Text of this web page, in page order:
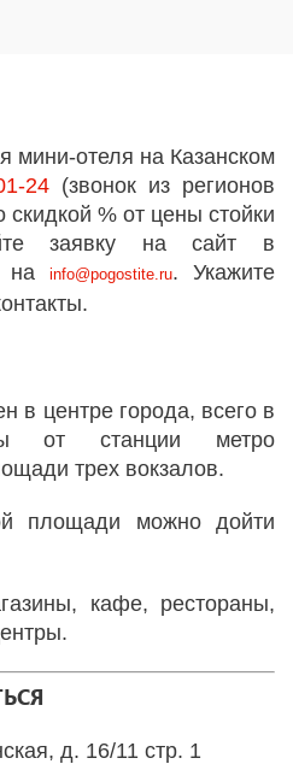
мини-отеля на Казанском
24 (звонок из регионов
% от цены стойки
заявку на сайт в
на
info@pogostite.ru. Укажите
в центре города, всего в
от станции метро
трех вокзалов.
площади можно дойти
кафе, рестораны,
д. 16/11 стр. 1